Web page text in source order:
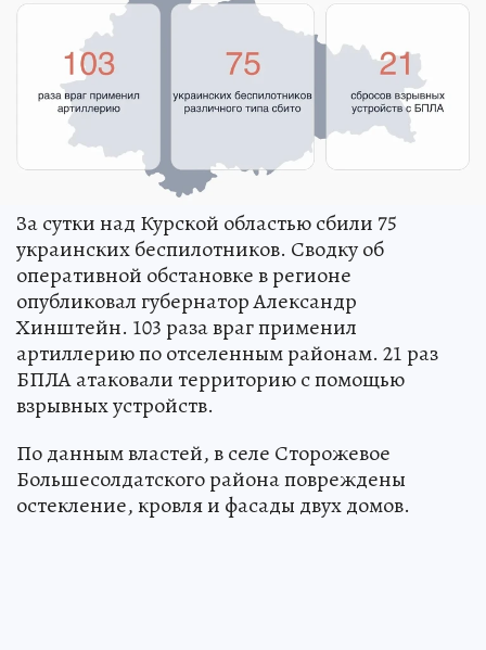
За сутки над Курской областью сбили 75
украинских беспилотников. Сводку об
оперативной обстановке в регионе
опубликовал губернатор Александр
Хинштейн. 103 раза враг применил
артиллерию по отселенным районам. 21 раз
БПЛА атаковали территорию с помощью
взрывных устройств.
По данным властей, в селе Сторожевое
Большесолдатского района повреждены
остекление, кровля и фасады двух домов.